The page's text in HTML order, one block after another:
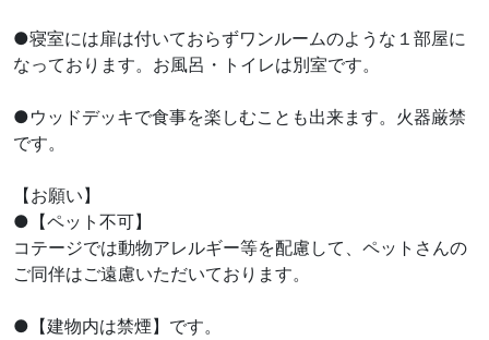
●寝室には扉は付いておらずワンルームのような１部屋に
なっております。お風呂・トイレは別室です。
●ウッドデッキで食事を楽しむことも出来ます。火器厳禁
です。
【お願い】
●【ペット不可】
コテージでは動物アレルギー等を配慮して、ペットさんの
ご同伴はご遠慮いただいております。
●【建物内は禁煙】です。